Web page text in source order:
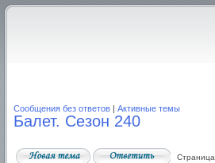
Сообщения без ответов | Активные темы
Балет. Сезон 240
Страница